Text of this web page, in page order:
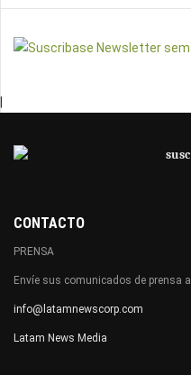
CONTACTO
PRENSA
Envíe sus comunicados de prensa a
info@latamnewscorp.com
Latam News Media